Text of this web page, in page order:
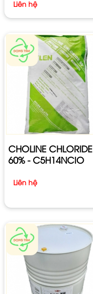
Liên hệ
CHOLINE CHLORIDE
60% - C5H14NClO
Liên hệ